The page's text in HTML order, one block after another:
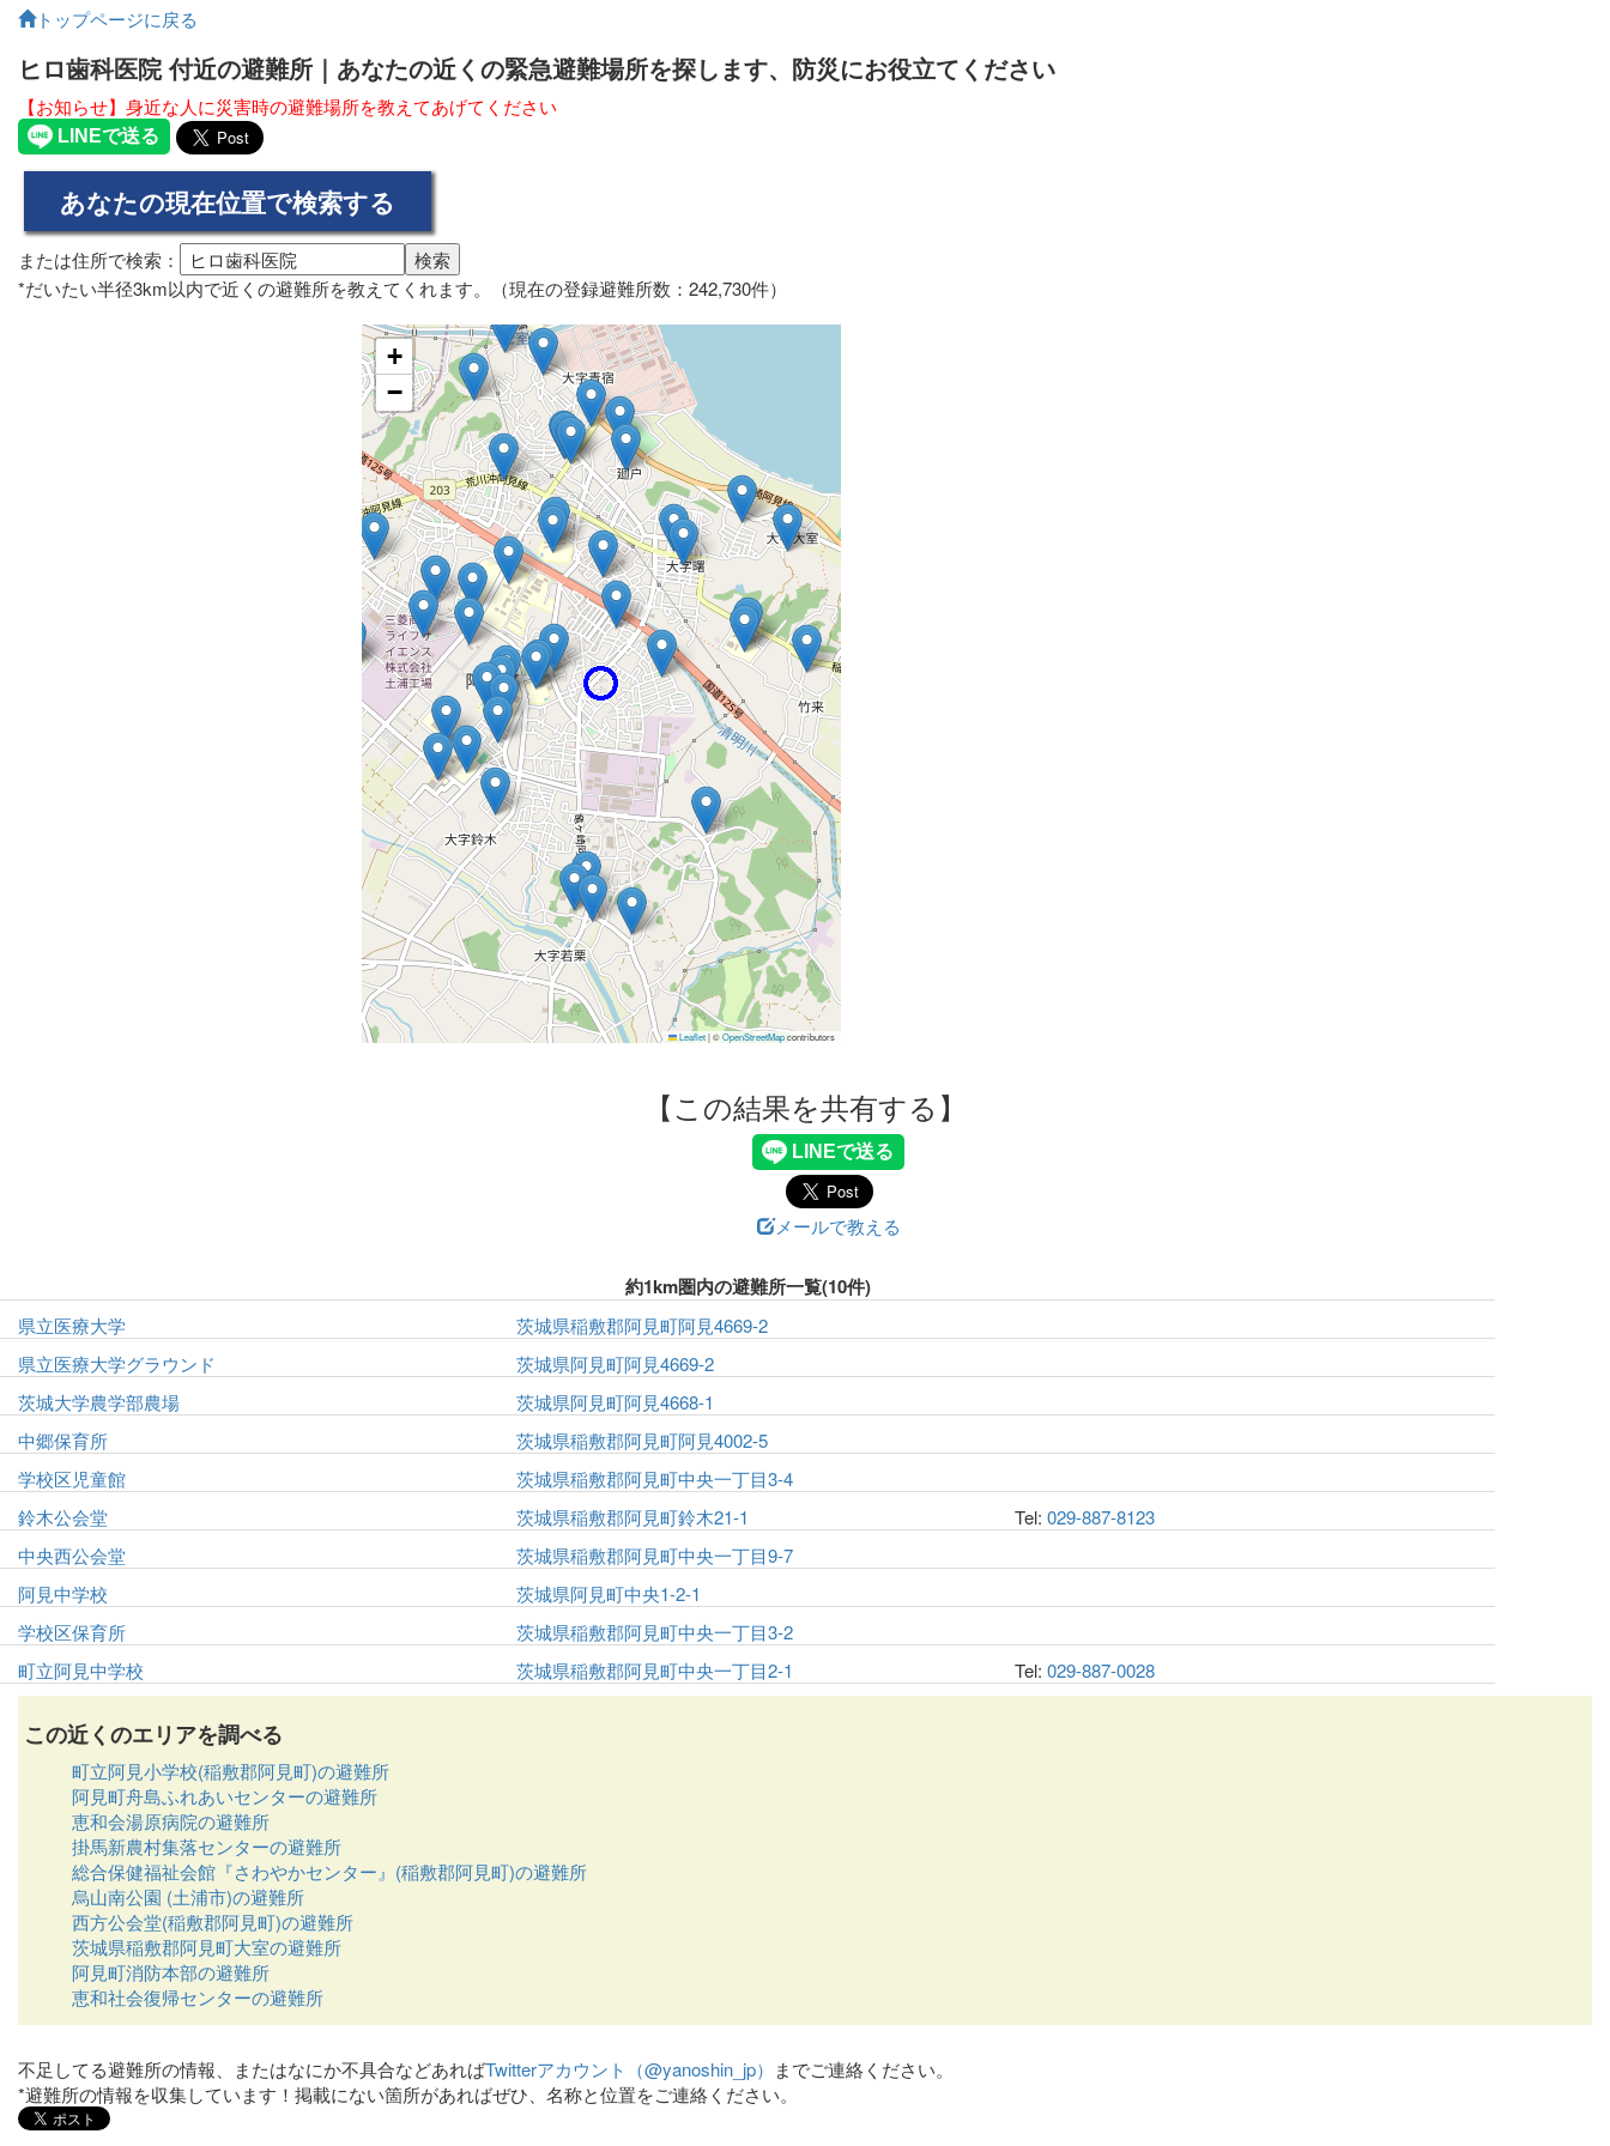
トップページに戻る
ヒロ歯科医院 付近の避難所｜あなたの近くの緊急避難場所を探します、防災にお役立てください
【お知らせ】身近な人に災害時の避難場所を教えてあげてください
または住所で検索：
*だいたい半径3km以内で近くの避難所を教えてくれます。（現在の登録避難所数：242,730件）
+
−
Leaflet|©OpenStreetMapcontributors
【この結果を共有する】
メールで教える
約1km圏内の避難所一覧(10件)
県立医療大学
茨城県稲敷郡阿見町阿見4669-2
県立医療大学グラウンド
茨城県阿見町阿見4669-2
茨城大学農学部農場
茨城県阿見町阿見4668-1
中郷保育所
茨城県稲敷郡阿見町阿見4002-5
学校区児童館
茨城県稲敷郡阿見町中央一丁目3-4
鈴木公会堂
茨城県稲敷郡阿見町鈴木21-1 Tel:029-887-8123
中央西公会堂
茨城県稲敷郡阿見町中央一丁目9-7
阿見中学校
茨城県阿見町中央1-2-1
学校区保育所
茨城県稲敷郡阿見町中央一丁目3-2
町立阿見中学校
茨城県稲敷郡阿見町中央一丁目2-1 Tel:029-887-0028
この近くのエリアを調べる
町立阿見小学校(稲敷郡阿見町)の避難所
阿見町舟島ふれあいセンターの避難所
恵和会湯原病院の避難所
掛馬新農村集落センターの避難所
総合保健福祉会館『さわやかセンター』(稲敷郡阿見町)の避難所
烏山南公園 (土浦市)の避難所
西方公会堂(稲敷郡阿見町)の避難所
茨城県稲敷郡阿見町大室の避難所
阿見町消防本部の避難所
恵和社会復帰センターの避難所
不足してる避難所の情報、またはなにか不具合などあればTwitterアカウント（@yanoshin_jp） までご連絡ください。
*避難所の情報を収集しています！掲載にない箇所があればぜひ、名称と位置をご連絡ください。